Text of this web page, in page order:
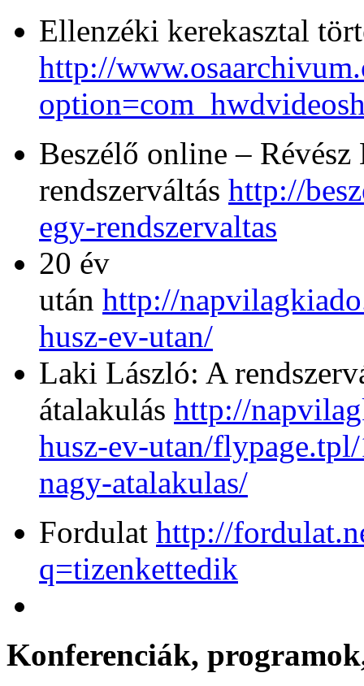
Ellenzéki kerekasztal
http://
Beszélő online –
rendszerváltás http://
egy-rendszervaltas
20 év
után http://
husz-ev-utan/
Laki László: A
átalakulás http://
husz-ev-utan/
nagy-atalakulas/
Fordulat http://
q=tizenkettedik
Konferenciák,